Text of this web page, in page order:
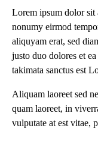
Lorem ipsum dolor sit
nonumy eirmod
aliquyam erat, sed
justo duo dolores et
takimata sanctus est
Aliquam laoreet sed
quam laoreet, in
vulputate at est vitae,